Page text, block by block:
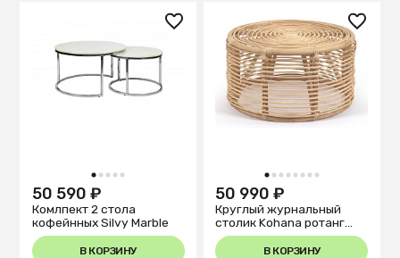
1 2 3 4 5
50 590 ₽
Комлпект 2 стола
кофейнных Silvy Marble
В КОРЗИНУ
1 2 3 4 5 6 7 8
50 990 ₽
Круглый журнальный
столик Kohana ротанг
d65 см
В КОРЗИНУ